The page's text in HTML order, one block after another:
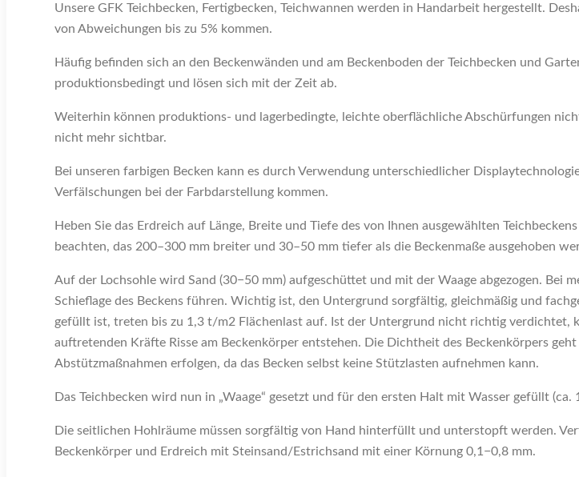
Unsere GFK Teichbecken, Fertigbecken, Teichwannen werden in Handarbeit hergestellt.
von Abweichungen bis zu 5% kommen.
Häufig befinden sich an den Beckenwänden und am Beckenboden der Teichbecken und
produktionsbedingt und lösen sich mit der Zeit ab.
Weiterhin können produktions- und lagerbedingte, leichte oberflächliche Abschürfungen
nicht mehr sichtbar.
Bei unseren farbigen Becken kann es durch Verwendung unterschiedlicher
Verfälschungen bei der Farbdarstellung kommen.
Heben Sie das Erdreich auf Länge, Breite und Tiefe des von Ihnen ausgewählten
beachten, das 200–300 mm breiter und 30–50 mm tiefer als die Beckenmaße ausgehoben
Auf der Lochsohle wird Sand (30−50 mm) aufgeschüttet und mit der Waage abgezogen. Bei
Schieflage des Beckens führen. Wichtig ist, den Untergrund sorgfältig, gleichmäßig und
gefüllt ist, treten bis zu 1,3 t/m2 Flächenlast auf. Ist der Untergrund nicht richtig verdichtet,
auftretenden Kräfte Risse am Beckenkörper entstehen. Die Dichtheit des Beckenkörpers
Abstützmaßnahmen erfolgen, da das Becken selbst keine Stützlasten aufnehmen kann.
Das Teichbecken wird nun in „Waage“ gesetzt und für den ersten Halt mit Wasser gefüllt (ca.
Die seitlichen Hohlräume müssen sorgfältig von Hand hinterfüllt und unterstopft werden.
Beckenkörper und Erdreich mit Steinsand/Estrichsand mit einer Körnung 0,1−0,8 mm.